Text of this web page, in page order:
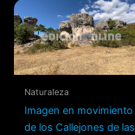
Naturaleza
Imagen en movimiento
de los Callejones de las